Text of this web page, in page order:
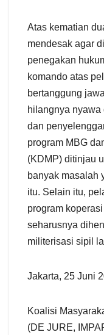
Atas kematian
mendesak agar
penegakan
komando atas
bertanggung
hilangnya
dan
program MBG
(KDMP) ditinjau
banyak masalah
itu. Selain itu,
program
seharusnya
militerisasi sipil
Jakarta, 25 Juni
Koalisi
(DE JURE,